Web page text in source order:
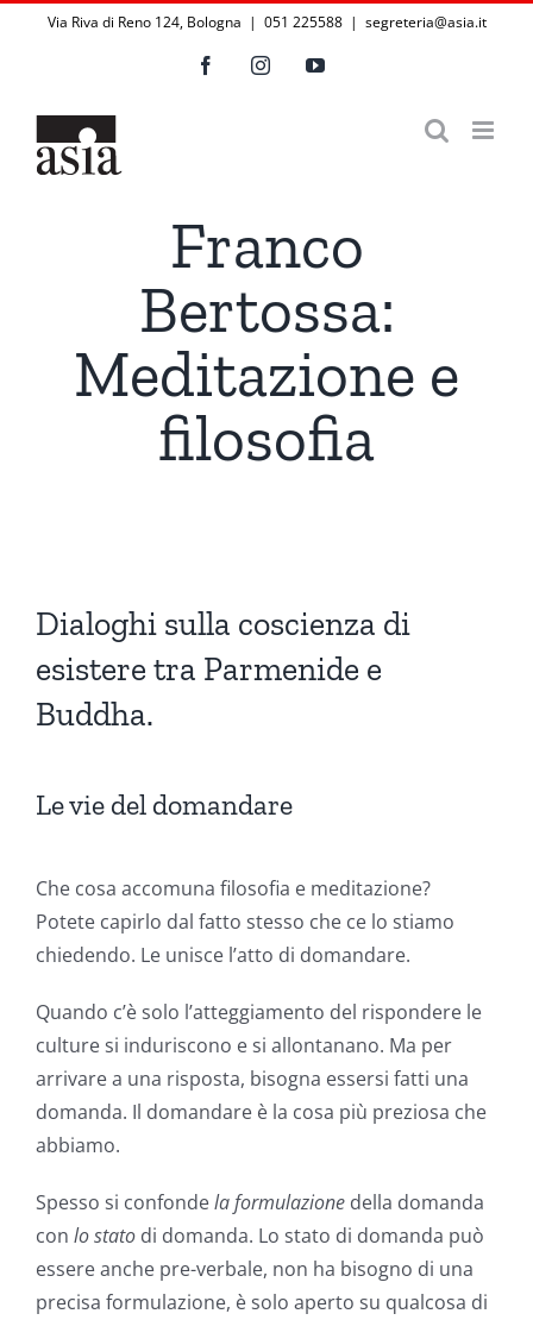
Via Riva di Reno 124, Bologna | 051 225588 | segreteria@asia.it
FacebookInstagramYouTube
Franco
Bertossa:
Meditazione e
filosofia
Dialoghi sulla coscienza di
esistere tra Parmenide e
Buddha.
Le vie del domandare
Che cosa accomuna filosofia e meditazione?
Potete capirlo dal fatto stesso che ce lo stiamo
chiedendo. Le unisce l’atto di domandare.
Quando c’è solo l’atteggiamento del rispondere le
culture si induriscono e si allontanano. Ma per
arrivare a una risposta, bisogna essersi fatti una
domanda. Il domandare è la cosa più preziosa che
abbiamo.
Spesso si confondela formulazione della domanda
con lo stato di domanda. Lo stato di domanda può
essere anche pre-verbale, non ha bisogno di una
precisa formulazione, è solo aperto su qualcosa di